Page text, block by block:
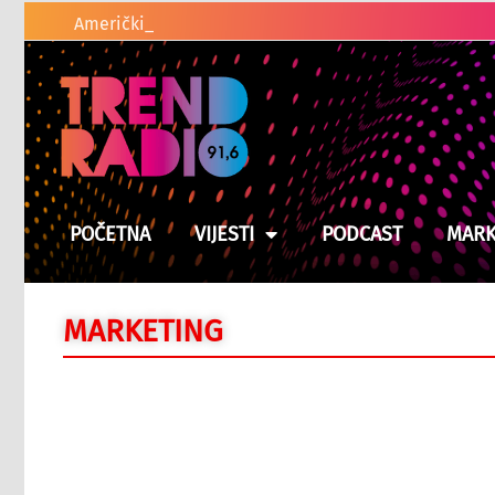
Američki zakonodavci traže od Trumpa
POČETNA VIJESTI PODCAST
MARKETING